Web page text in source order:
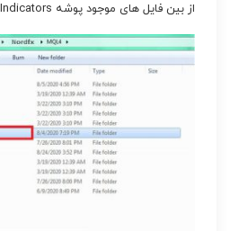
از بین فایل های موجود پوشه Indicators باز کنید.